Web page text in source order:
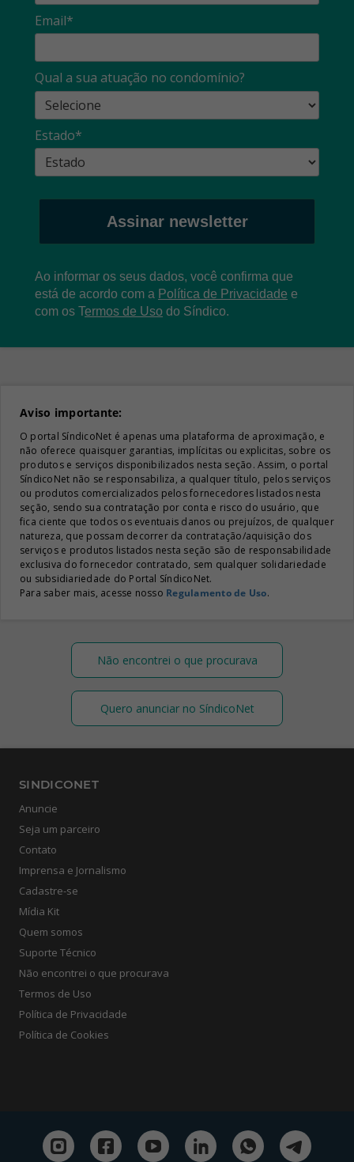
Email*
Qual a sua atuação no condomínio?
Estado*
Assinar newsletter
Ao informar os seus dados, você confirma que
está de acordo com a Política de Privacidade e
com os Termos de Uso do Síndico.
Aviso importante:
O portal SíndicoNet é apenas uma plataforma de aproximação, e
não oferece quaisquer garantias, implícitas ou explicitas, sobre os
produtos e serviços disponibilizados nesta seção. Assim, o portal
SíndicoNet não se responsabiliza, a qualquer título, pelos serviços
ou produtos comercializados pelos fornecedores listados nesta
seção, sendo sua contratação por conta e risco do usuário, que
fica ciente que todos os eventuais danos ou prejuízos, de qualquer
natureza, que possam decorrer da contratação/aquisição dos
serviços e produtos listados nesta seção são de responsabilidade
exclusiva do fornecedor contratado, sem qualquer solidariedade
ou subsidiariedade do Portal SíndicoNet.
Para saber mais, acesse nosso Regulamento de Uso.
Não encontrei o que procurava
Quero anunciar no SíndicoNet
SINDICONET
Anuncie
Seja um parceiro
Contato
Imprensa e Jornalismo
Cadastre-se
Mídia Kit
Quem somos
Suporte Técnico
Não encontrei o que procurava
Termos de Uso
Política de Privacidade
Política de Cookies